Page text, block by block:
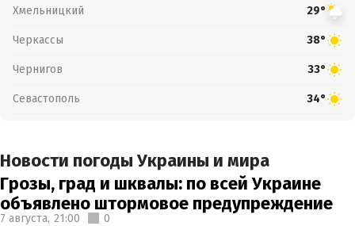
Хмельницкий 29°
Черкассы 38°
Чернигов 33°
Севастополь 34°
Новости погоды Украины и мира
Грозы, град и шквалы: по всей Украине
объявлено штормовое предупреждение
7 августа, 21:00 0